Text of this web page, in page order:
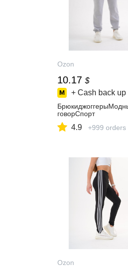
Ozon
10.17 $
+ Cash back up
говорСпорт
4.9 +999 orders
Ozon